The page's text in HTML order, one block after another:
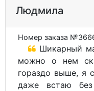
Людмила
Номер заказа
Шикарный
можно о нем
гораздо выше, я
даже встаю